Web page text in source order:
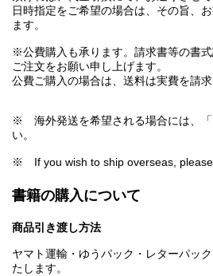
日時指定をご希望の場合は、その旨、
ます。
※公費購入も承ります。請求書等の書式
ご注文をお願い申し上げます。
公費ご購入の場合は、送料は実費を請求
※ 海外発送を希望される場合には、「
い。
※ If you wish to ship overseas, please
書籍の購入について
商品引き渡し方法
ヤマト運輸・ゆうパック・レターパッ
たします。